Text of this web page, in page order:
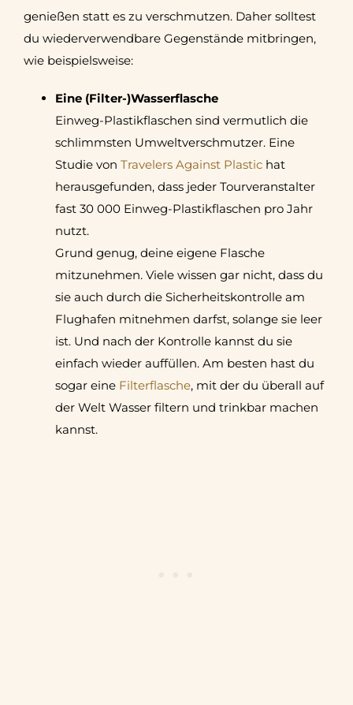
genießen statt es zu verschmutzen. Daher solltest
du wiederverwendbare Gegenstände mitbringen,
wie beispielsweise:
Eine (Filter-)Wasserflasche
Einweg-Plastikflaschen sind vermutlich die
schlimmsten Umweltverschmutzer. Eine
Studie von Travelers Against Plastichat
herausgefunden, dass jeder Tourveranstalter
fast 30 000 Einweg-Plastikflaschen pro Jahr
nutzt.
Grund genug, deine eigene Flasche
mitzunehmen. Viele wissen gar nicht, dass du
sie auch durch die Sicherheitskontrolle am
Flughafen mitnehmen darfst, solange sie leer
ist. Und nach der Kontrolle kannst du sie
einfach wieder auffüllen. Am besten hast du
sogar eine Filterflasche, mit der du überall auf
der Welt Wasser filtern und trinkbar machen
kannst.